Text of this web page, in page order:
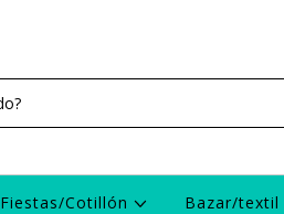
Fiestas/Cotillón Bazar/textil